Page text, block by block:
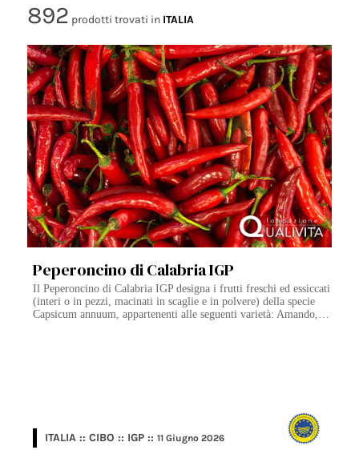
892 prodotti trovati in ITALIA
Peperoncino di Calabria IGP
Il Peperoncino di Calabria IGP designa i frutti freschi ed essiccati
(interi o in pezzi, macinati in scaglie e in polvere) della specie
Capsicum annuum, appartenenti alle seguenti varietà: Amando,…
ITALIA :: CIBO :: IGP ::11 Giugno 2026